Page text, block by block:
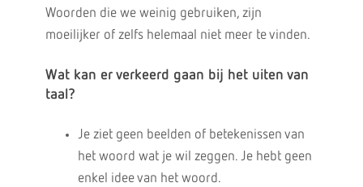
Woorden die we weinig gebruiken, zijn
moeilijker of zelfs helemaal niet meer te vinden.
Wat kan er verkeerd gaan bij het uiten van
taal?
Je ziet geen beelden of betekenissen van
het woord wat je wil zeggen. Je hebt geen
enkel idee van het woord.